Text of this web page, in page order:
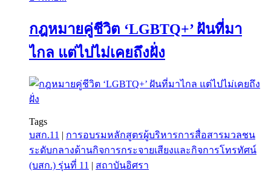
กฎหมายคู่ชีวิต ‘LGBTQ+’ ฝันที่มา
ไกล แต่ไปไม่เคยถึงฝั่ง
Tags
บสก.11 | การอบรมหลักสูตรผู้บริหารการสื่อสารมวลชน
ระดับกลางด้านกิจการกระจายเสียงและกิจการโทรทัศน์
(บสก.) รุ่นที่ 11 | สถาบันอิศรา